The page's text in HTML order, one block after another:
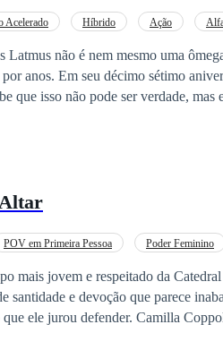
Acelerado Híbrido Ação
não é nem mesmo uma
anos. Em seu décimo sétimo
que isso não pode ser verdade,
desistir da vida, o cruel Bronx
que ela deveria ser?
POV em Primeira Pessoa Poder Feminino
mais jovem e respeitado da
santidade e devoção que parece
não nasceu para ser coadjuvante. Filha de um